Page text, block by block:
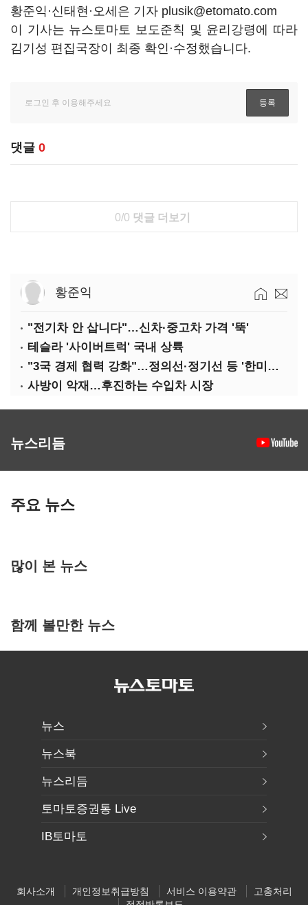
황준익·신태현·오세은 기자 plusik@etomato.com
이 기사는 뉴스토마토 보도준칙 및 윤리강령에 따라
김기성 편집국장이 최종 확인·수정했습니다.
댓글 0
0/0 댓글 더보기
황준익
"전기차 안 삽니다"…신차·중고차 가격 '뚝'
테슬라 '사이버트럭' 국내 상륙
"3국 경제 협력 강화"…정의선·정기선 등 '한미일 경제대화' 참석
사방이 악재…후진하는 수입차 시장
뉴스리듬
주요 뉴스
많이 본 뉴스
함께 볼만한 뉴스
뉴스
뉴스북
뉴스리듬
토마토증권통 Live
IB토마토
회사소개 개인정보취급방침 서비스 이용약관
고충처리